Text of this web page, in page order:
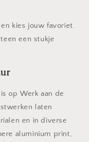
kies jouw favoriet.
een stukje
op Werk aan de
laten
en in diverse
aluminium print,